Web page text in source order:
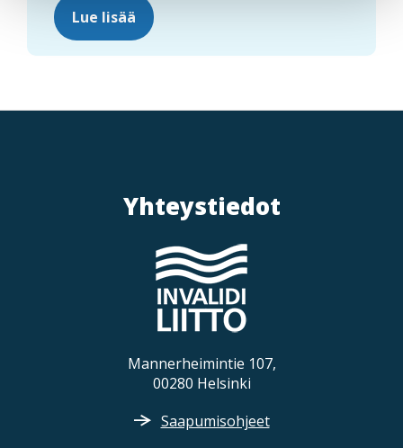
Lue lisää
Yhteystiedot
Mannerheimintie 107,
00280 Helsinki
Saapumisohjeet